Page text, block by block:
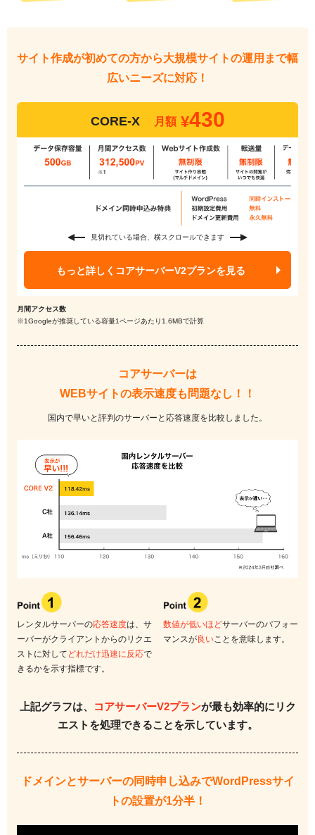
サイト作成が初めての方から大規模サイトの運用まで幅
広いニーズに対応！
CORE-X 月額 ¥430
見切れている場合、横スクロールできます
もっと詳しくコアサーバーV2プランを見る
月間アクセス数
※1Googleが推奨している容量1ページあたり1.6MBで計算
コアサーバーは
WEBサイトの表示速度も問題なし！！
国内で早いと評判のサーバーと応答速度を比較しました。
レンタルサーバーの応答速度は、 サ
ーバーがクライアントからのリクエ
ストに対して どれだけ迅速に反応で
きるかを示す指標です。
数値が低いほどサーバーのパフォー
マンスが良い ことを意味します。
上記グラフは、 コアサーバーV2プランが最も効率的に リク
エストを処理できることを示しています。
ドメインとサーバーの同時申し込みでWordPressサイ
トの設置が1分半！